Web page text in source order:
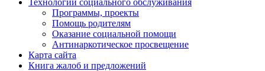
Технологии социального обслуживания
Программы, проекты
Помощь родителям
Оказание социальной помощи
Антинаркотическое просвещение
Карта сайта
Книга жалоб и предложений